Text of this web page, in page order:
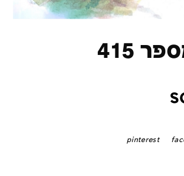
415
pinterest